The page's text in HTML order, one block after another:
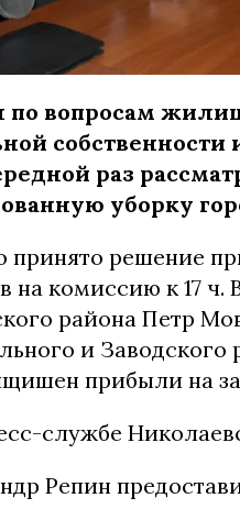
по вопросам
собственности
раз
уборку
решение
комиссию к 17 ч.
района Петр
и Заводского
прибыли на
службе
Репин